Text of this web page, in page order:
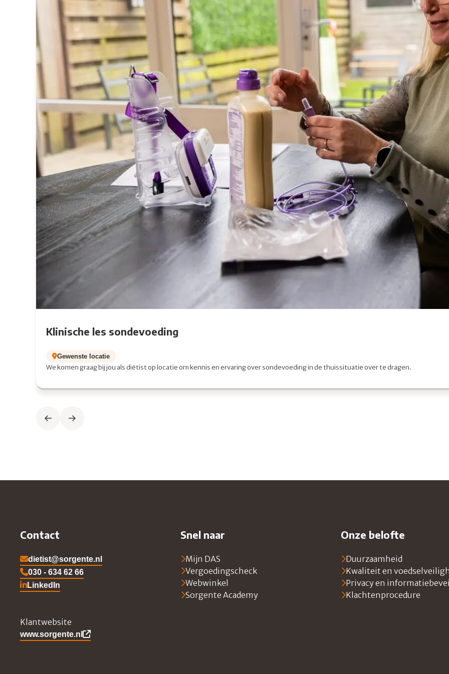
Klinische les sondevoeding
Gewenste locatie
We komen graag bij jou als diëtist op locatie om kennis en ervaring over sondevoeding in de thuissituatie over te dragen.
Previous slide
Next slide
Contact
dietist@sorgente.nl
030 - 634 62 66
Ga naar Sorgente's LinkedIn
LinkedIn
Klantwebsite
www.sorgente.nl
Snel naar
Mijn DAS
Vergoedingscheck
Webwinkel
Sorgente Academy
Onze belofte
Duurzaamheid
Kwaliteit en
Privacy en
Klachtenprocedure